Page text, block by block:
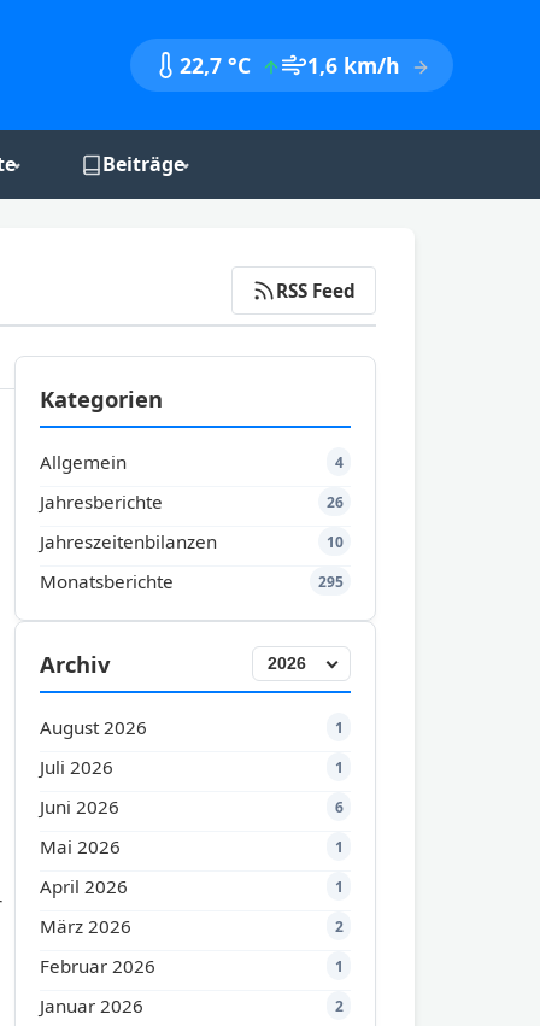
22,7 °C 1,6 km/h
Beiträge
RSS Feed
Kategorien
Allgemein 4
Jahresberichte 26
Jahreszeitenbilanzen 10
Monatsberichte 295
Archiv
August 2026 1
Juli 2026 1
Juni 2026 6
Mai 2026 1
April 2026 1
März 2026 2
Februar 2026 1
Januar 2026 2